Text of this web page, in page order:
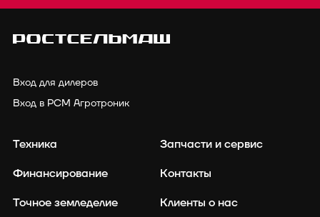
Вход для дилеров
Вход в РСМ Агротроник
Техника
Финансирование
Точное земледелие
Запчасти и сервис
Контакты
Клиенты о нас